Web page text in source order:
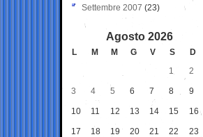
Settembre 2007 (23)
Agosto 2026
L M M G V S
D
1
2
3 4 5 6 7 8 9
10 11 12 13 14 15 16
17 18 19 20 21 22 23